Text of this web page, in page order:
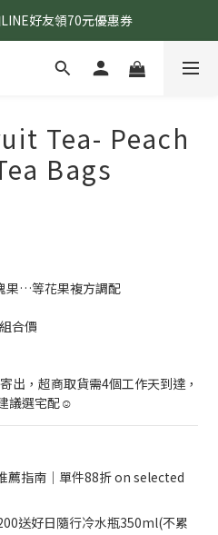
好友領70元優惠券
好友領70元優惠券
日隨行冷水瓶 (贈完為止)
Tea- Peach
Bags
果…等花果複方調配
合價
出，超商取貨需4個工作天到達，
議選宅配☺️
薦指南｜單件88折 on selected
送好日隨行冷水瓶350ml(不累